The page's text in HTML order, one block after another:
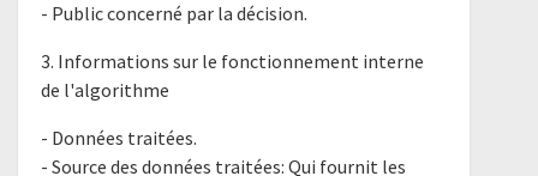
- Public concerné par la décision.
3. Informations sur le fonctionnement interne
de l'algorithme
- Données traitées.
- Source des données traitées: Qui fournit les